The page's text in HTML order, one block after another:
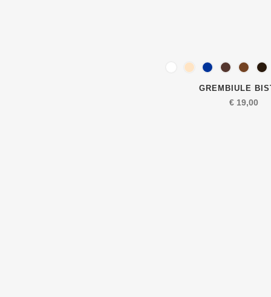
GREMBIULE
€19,00